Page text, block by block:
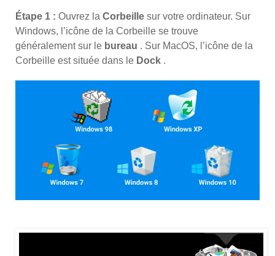
Étape 1 : Ouvrez la Corbeille sur votre ordinateur. Sur
Windows, l’icône de la Corbeille se trouve
généralement sur le bureau . Sur MacOS, l’icône de la
Corbeille est située dans le Dock .